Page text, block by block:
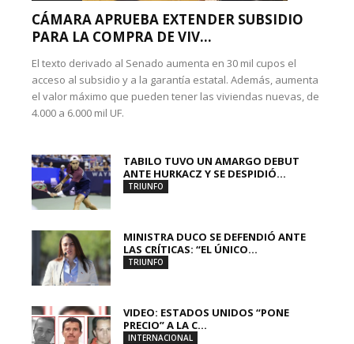
CÁMARA APRUEBA EXTENDER SUBSIDIO
PARA LA COMPRA DE VIV...
El texto derivado al Senado aumenta en 30 mil cupos el
acceso al subsidio y a la garantía estatal. Además, aumenta
el valor máximo que pueden tener las viviendas nuevas, de
4.000 a 6.000 mil UF.
TABILO TUVO UN AMARGO DEBUT
ANTE HURKACZ Y SE DESPIDIÓ...
TRIUNFO
MINISTRA DUCO SE DEFENDIÓ ANTE
LAS CRÍTICAS: “EL ÚNICO...
TRIUNFO
VIDEO: ESTADOS UNIDOS “PONE
PRECIO” A LA C...
INTERNACIONAL